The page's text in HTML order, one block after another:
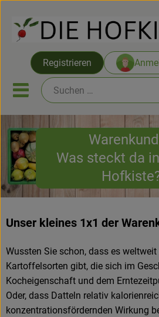
Registrieren
Mobiles Menu
Saatgut ab Juli
Themenwelten
Neu & Angebote
Hofkisten
Vom Acker
Kühltheke
Backstube
Was steckt da
Unser kleines 1x1 der
Wussten Sie schon, dass es
Kartoffelsorten gibt, die sich im
Kocheigenschaft und dem
Oder, dass Datteln relativ
konzentrationsfördernden Wirkung